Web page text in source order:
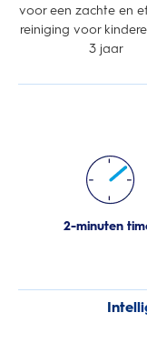
voor een zachte en
reiniging voor
3 jaar
2-minuten